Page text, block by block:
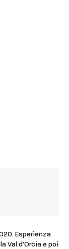
Esperienza
Val d'Orcia e poi